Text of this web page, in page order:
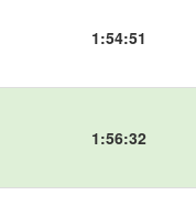
1:54:51
1:56:32